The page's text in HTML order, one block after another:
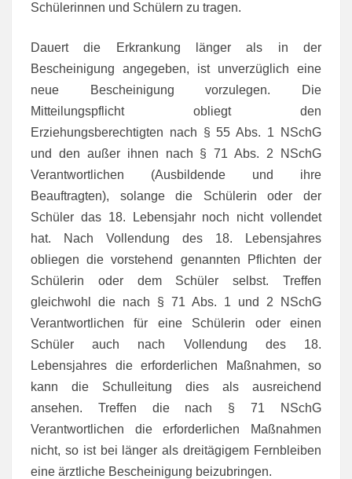
Schülerinnen und Schülern zu tragen.
Dauert die Erkrankung länger als in der
Bescheinigung angegeben, ist unverzüglich eine
neue Bescheinigung vorzulegen. Die
Mitteilungspflicht obliegt den
Erziehungsberechtigten nach § 55 Abs. 1 NSchG
und den außer ihnen nach § 71 Abs. 2 NSchG
Verantwortlichen (Ausbildende und ihre
Beauftragten), solange die Schülerin oder der
Schüler das 18. Lebensjahr noch nicht vollendet
hat. Nach Vollendung des 18. Lebensjahres
obliegen die vorstehend genannten Pflichten der
Schülerin oder dem Schüler selbst. Treffen
gleichwohl die nach § 71 Abs. 1 und 2 NSchG
Verantwortlichen für eine Schülerin oder einen
Schüler auch nach Vollendung des 18.
Lebensjahres die erforderlichen Maßnahmen, so
kann die Schulleitung dies als ausreichend
ansehen. Treffen die nach § 71 NSchG
Verantwortlichen die erforderlichen Maßnahmen
nicht, so ist bei länger als dreitägigem Fernbleiben
eine ärztliche Bescheinigung beizubringen.